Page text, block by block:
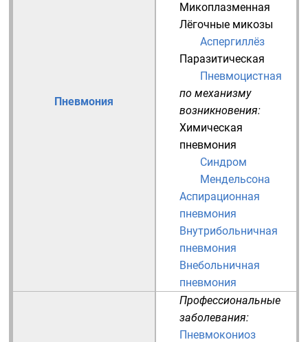
Пневмония
Микоплазменная
Лёгочные микозы
Аспергиллёз
Паразитическая
Пневмоцистная
по механизму
возникновения:
Химическая
пневмония
Синдром
Мендельсона
Аспирационная
пневмония
Внутрибольничная
пневмония
Внебольничная
пневмония
Профессиональные
заболевания:
Пневмокониоз